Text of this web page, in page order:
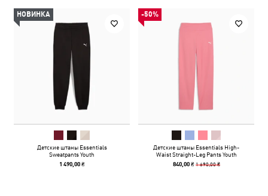
НОВИНКА
Детские штаны Essentials
Sweatpants Youth
1 490,00 ₴
-50%
Детские штаны Essentials High-
Waist Straight-Leg Pants Youth
840,00 ₴ 1 690,00 ₴